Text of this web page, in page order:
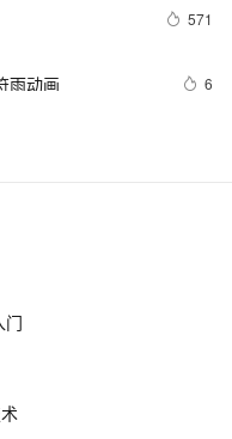
571
6
）——本地部署
Tokens加密解密
条件权限的使
门